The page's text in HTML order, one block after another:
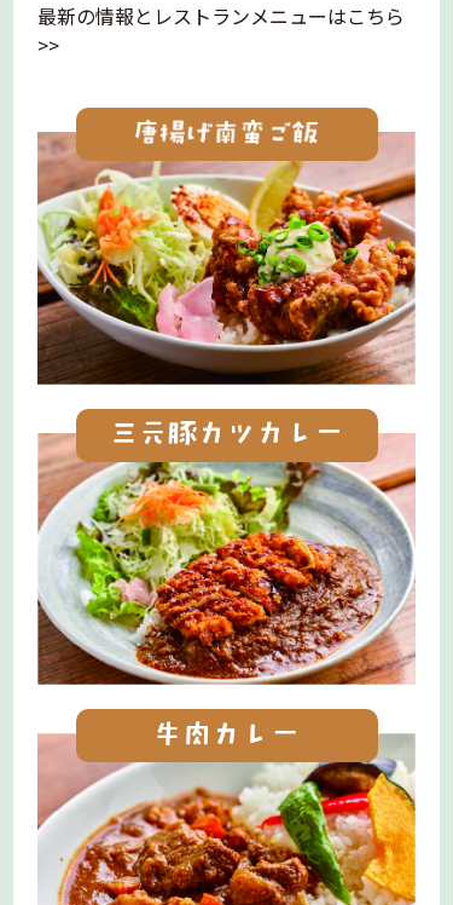
最新の情報とレストランメニューはこちら
>>